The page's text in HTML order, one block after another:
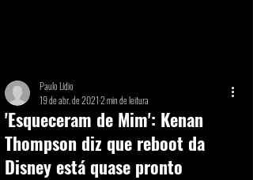
'Esqueceram de Mim': Kenan
Thompson diz que reboot da
Disney está quase pronto
Paulo Lídio
19 de abr. de 20212 min de leitura